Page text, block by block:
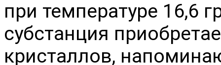
при температуре 16,6
субстанция
кристаллов,